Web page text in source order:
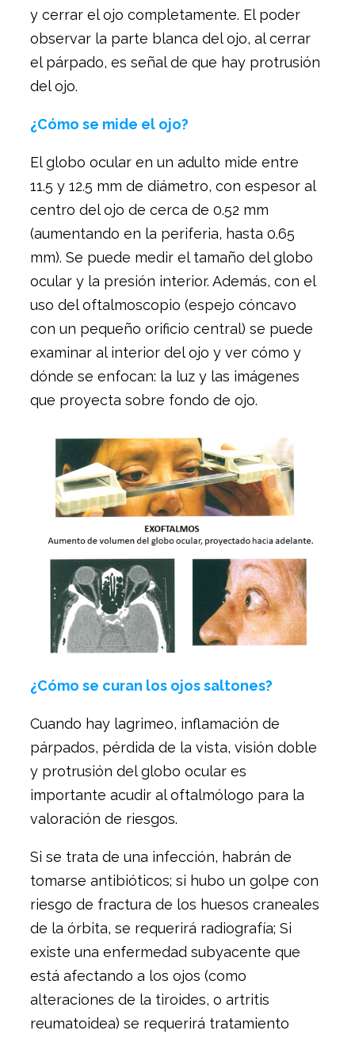
y cerrar el ojo completamente. El poder
observar la parte blanca del ojo, al cerrar
el párpado, es señal de que hay protrusión
del ojo.
¿Cómo se mide el ojo?
El globo ocular en un adulto mide entre
11.5 y 12.5 mm de diámetro, con espesor al
centro del ojo de cerca de 0.52 mm
(aumentando en la periferia, hasta 0.65
mm). Se puede medir el tamaño del globo
ocular y la presión interior. Además, con el
uso del oftalmoscopio (espejo cóncavo
con un pequeño orificio central) se puede
examinar al interior del ojo y ver cómo y
dónde se enfocan: la luz y las imágenes
que proyecta sobre fondo de ojo.
¿Cómo se curan los ojos saltones?
Cuando hay lagrimeo, inflamación de
párpados, pérdida de la vista, visión doble
y protrusión del globo ocular es
importante acudir al oftalmólogo para la
valoración de riesgos.
Si se trata de una infección, habrán de
tomarse antibióticos; si hubo un golpe con
riesgo de fractura de los huesos craneales
de la órbita, se requerirá radiografía; Si
existe una enfermedad subyacente que
está afectando a los ojos (como
alteraciones de la tiroides, o artritis
reumatoidea) se requerirá tratamiento